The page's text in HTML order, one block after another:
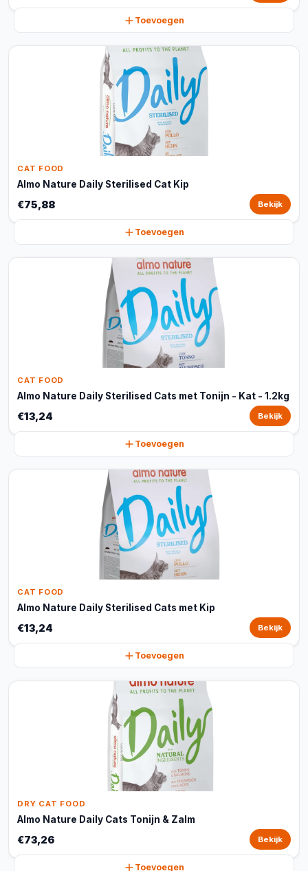
Toevoegen
CAT FOOD
Almo Nature Daily Sterilised Cat Kip
€75,88 Bekijk
Toevoegen
CAT FOOD
Almo Nature Daily Sterilised Cats met Tonijn - Kat - 1.2kg
€13,24 Bekijk
Toevoegen
CAT FOOD
Almo Nature Daily Sterilised Cats met Kip
€13,24 Bekijk
Toevoegen
DRY CAT FOOD
Almo Nature Daily Cats Tonijn & Zalm
€73,26 Bekijk
Toevoegen